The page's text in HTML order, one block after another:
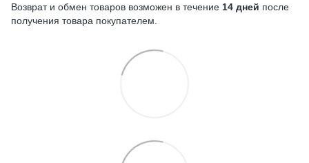
Возврат и обмен товаров возможен в течение 14 дней после
получения товара покупателем.